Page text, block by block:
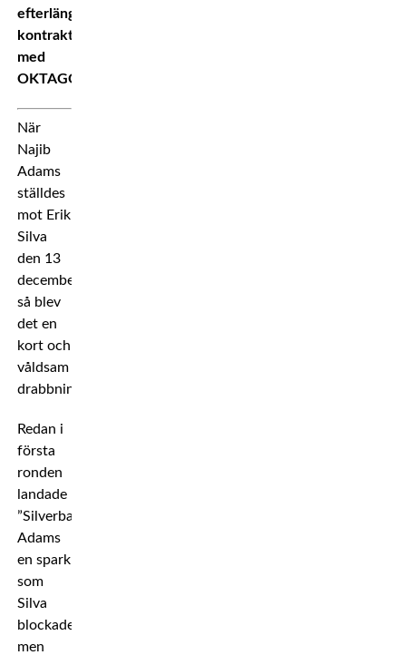
efterlängtat
kontrakt
med
OKTAGON.
När
Najib
Adams
ställdes
mot Erik
Silva
den 13
december
så blev
det en
kort och
våldsam
drabbning.
Redan i
första
ronden
landade
”Silverback”
Adams
en spark
som
Silva
blockade,
men